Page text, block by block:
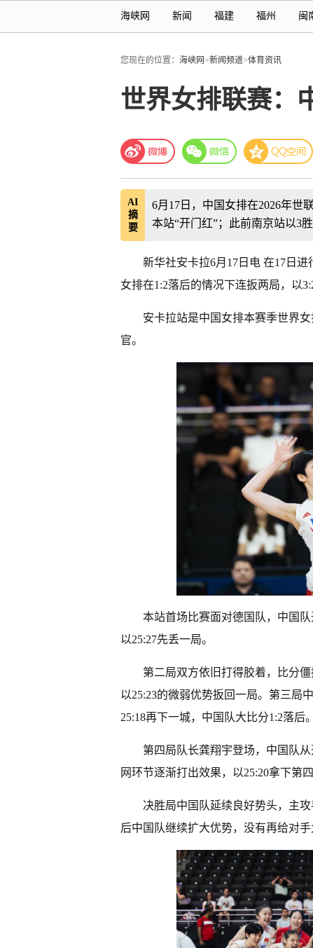
海峡网 新闻 福建 福州 闽
您现在的位置： 海峡网>新闻频道>体育资讯
世界女排联赛：
AI
摘
要
6月17日，中国女排在2026年世
本站“开门红”；此前南京站以3胜
新华社安卡拉6月17日电 在17日
女排在1:2落后的情况下连扳两局，以
安卡拉站是中国女排本赛季世界
官。
本站首场比赛面对德国队，中国
以25:27先丢一局。
第二局双方依旧打得胶着，比分
以25:23的微弱优势扳回一局。第三局
25:18再下一城，中国队大比分1:2落后。
第四局队长龚翔宇登场，中国队
网环节逐渐打出效果，以25:20拿下第
决胜局中国队延续良好势头，主
后中国队继续扩大优势，没有再给对手